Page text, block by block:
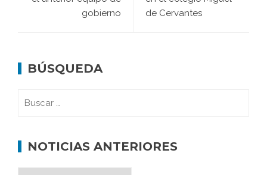
gobierno
de Cervantes
BÚSQUEDA
NOTICIAS ANTERIORES